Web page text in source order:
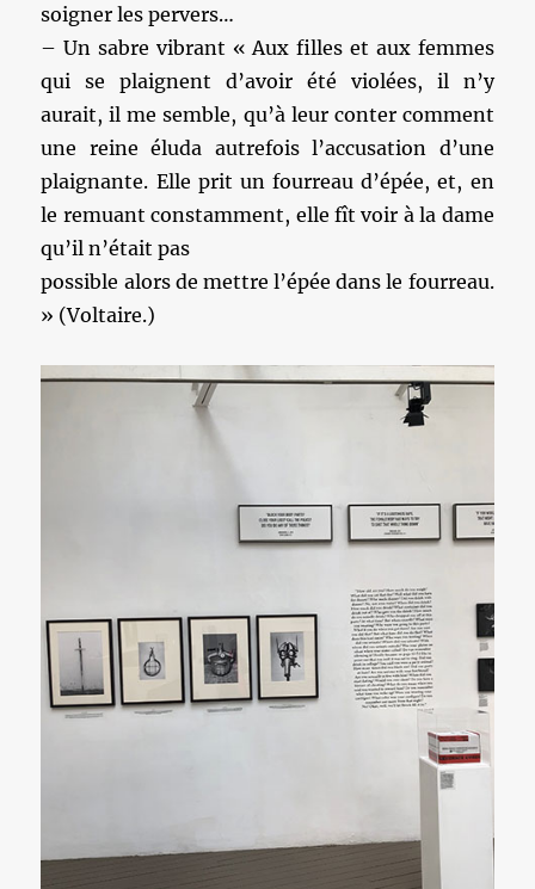
soigner les pervers…
– Un sabre vibrant « Aux filles et aux femmes
qui se plaignent d’avoir été violées, il n’y
aurait, il me semble, qu’à leur conter comment
une reine éluda autrefois l’accusation d’une
plaignante. Elle prit un fourreau d’épée, et, en
le remuant constamment, elle fît voir à la dame
qu’il n’était pas
possible alors de mettre l’épée dans le fourreau.
» (Voltaire.)